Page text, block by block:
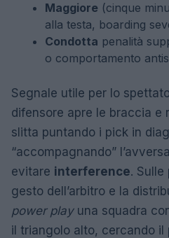
Maggiore (cinque
alla testa, boarding
Condotta penalità
o comportamento
Segnale utile per lo
difensore apre le braccia e
slitta puntando i pick in
“accompagnando”
evitare interference. Sulle
gesto dell’arbitro e la
power playuna squadra
il triangolo alto, cercando